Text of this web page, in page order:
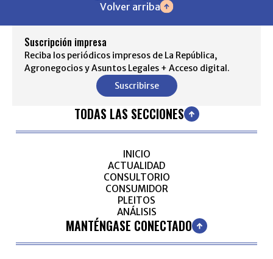
Volver arriba
Suscripción impresa
Reciba los periódicos impresos de La República,
Agronegocios y Asuntos Legales + Acceso digital.
Suscribirse
TODAS LAS SECCIONES
INICIO
ACTUALIDAD
CONSULTORIO
CONSUMIDOR
PLEITOS
ANÁLISIS
MANTÉNGASE CONECTADO